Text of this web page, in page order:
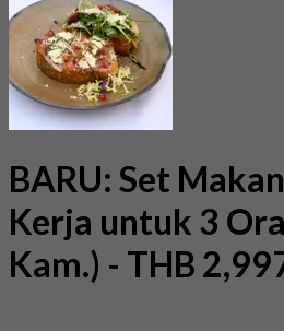
BARU: Set
Kerja untuk 3
Kam.) - THB